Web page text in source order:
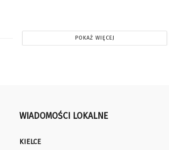
POKAŻ WIĘCEJ
WIADOMOŚCI LOKALNE
KIELCE